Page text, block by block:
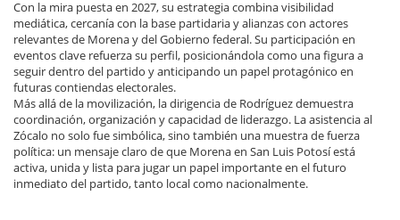
Con la mira puesta en 2027, su estrategia combina visibilidad
mediática, cercanía con la base partidaria y alianzas con actores
relevantes de Morena y del Gobierno federal. Su participación en
eventos clave refuerza su perfil, posicionándola como una figura a
seguir dentro del partido y anticipando un papel protagónico en
futuras contiendas electorales.
Más allá de la movilización, la dirigencia de Rodríguez demuestra
coordinación, organización y capacidad de liderazgo. La asistencia al
Zócalo no solo fue simbólica, sino también una muestra de fuerza
política: un mensaje claro de que Morena en San Luis Potosí está
activa, unida y lista para jugar un papel importante en el futuro
inmediato del partido, tanto local como nacionalmente.